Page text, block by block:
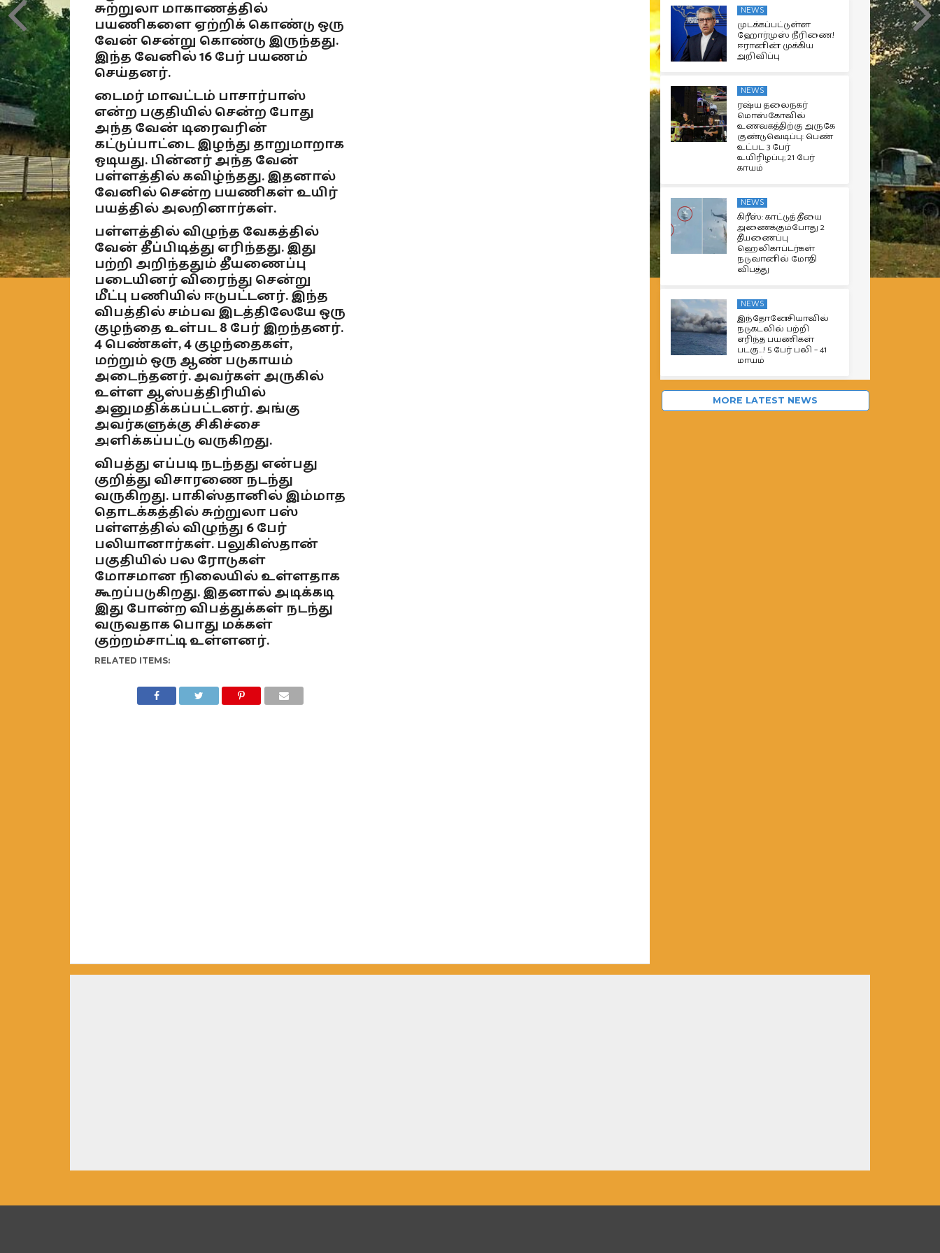
சுற்றுலா மாகாணத்தில்
பயணிகளை ஏற்றிக் கொண்டு ஒரு
வேன் சென்று கொண்டு இருந்தது.
இந்த வேனில் 16 பேர் பயணம்
செய்தனர்.
டைமர் மாவட்டம் பாசார்பாஸ்
என்ற பகுதியில் சென்ற போது
அந்த வேன் டிரைவரின்
கட்டுப்பாட்டை இழந்து தாறுமாறாக
ஓடியது. பின்னர் அந்த வேன்
பள்ளத்தில் கவிழ்ந்தது. இதனால்
வேனில் சென்ற பயணிகள் உயிர்
பயத்தில் அலறினார்கள்.
பள்ளத்தில் விழுந்த வேகத்தில்
வேன் தீப்பிடித்து எரிந்தது. இது
பற்றி அறிந்ததும் தீயணைப்பு
படையினர் விரைந்து சென்று
மீட்பு பணியில் ஈடுபட்டனர். இந்த
விபத்தில் சம்பவ இடத்திலேயே ஒரு
குழந்தை உள்பட 8 பேர் இறந்தனர்.
4 பெண்கள், 4 குழந்தைகள்,
மற்றும் ஒரு ஆண் படுகாயம்
அடைந்தனர். அவர்கள் அருகில்
உள்ள ஆஸ்பத்திரியில்
அனுமதிக்கப்பட்டனர். அங்கு
அவர்களுக்கு சிகிச்சை
அளிக்கப்பட்டு வருகிறது.
விபத்து எப்படி நடந்தது என்பது
குறித்து விசாரணை நடந்து
வருகிறது. பாகிஸ்தானில் இம்மாத
தொடக்கத்தில் சுற்றுலா பஸ்
பள்ளத்தில் விழுந்து 6 பேர்
பலியானார்கள். பலுகிஸ்தான்
பகுதியில் பல ரோடுகள்
மோசமான நிலையில் உள்ளதாக
கூறப்படுகிறது. இதனால் அடிக்கடி
இது போன்ற விபத்துக்கள் நடந்து
வருவதாக பொது மக்கள்
குற்றம்சாட்டி உள்ளனர்.
RELATED ITEMS:
NEWS
முடக்கப்பட்டுள்ள
ஹோர்முஸ் நீரிணை!
ஈரானின் முக்கிய
அறிவிப்பு
NEWS
ரஷ்ய தலைநகர்
மொஸ்கோவில்
உணவகத்திற்கு அருகே
குண்டுவெடிப்பு: பெண்
உட்பட 3 பேர்
உயிரிழப்பு; 21 பேர்
காயம்
NEWS
கிரீஸ்: காட்டுத் தீயை
அணைக்கும்போது 2
தீயணைப்பு
ஹெலிகாப்டர்கள்
நடுவானில் மோதி
விபத்து
NEWS
இந்தோனேசியாவில்
நடுகடலில் பற்றி
எரிந்த பயணிகள்
படகு…! 5 பேர் பலி – 41
மாயம்
MORE LATEST NEWS